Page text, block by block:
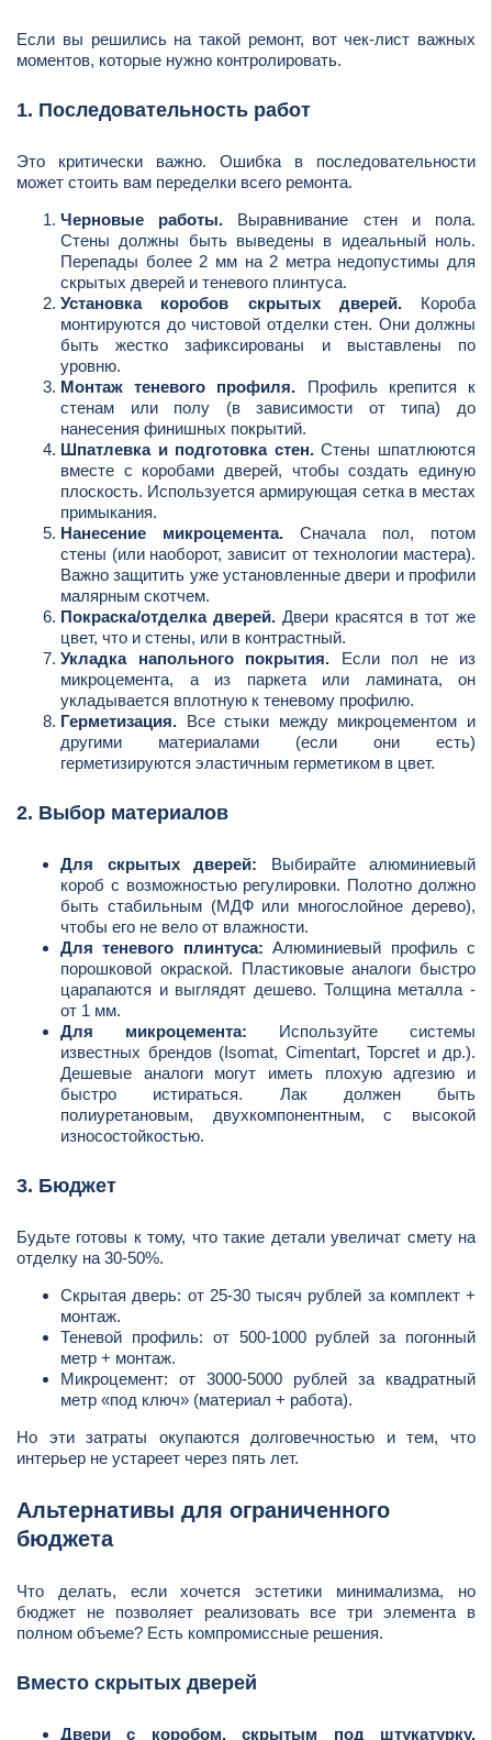
Если вы решились на такой ремонт, вот чек-лист важных
моментов, которые нужно контролировать.
1. Последовательность работ
Это критически важно. Ошибка в последовательности
может стоить вам переделки всего ремонта.
Черновые работы. Выравнивание стен и пола.
Стены должны быть выведены в идеальный ноль.
Перепады более 2 мм на 2 метра недопустимы для
скрытых дверей и теневого плинтуса.
Установка коробов скрытых дверей.Короба
монтируются до чистовой отделки стен. Они должны
быть жестко зафиксированы и выставлены по
уровню.
Монтаж теневого профиля. Профиль крепится к
стенам или полу (в зависимости от типа) до
нанесения финишных покрытий.
Шпатлевка и подготовка стен.Стены шпатлюются
вместе с коробами дверей, чтобы создать единую
плоскость. Используется армирующая сетка в местах
примыкания.
Нанесение микроцемента. Сначала пол, потом
стены (или наоборот, зависит от технологии мастера).
Важно защитить уже установленные двери и профили
малярным скотчем.
Покраска/отделка дверей. Двери красятся в тот же
цвет, что и стены, или в контрастный.
Укладка напольного покрытия. Если пол не из
микроцемента, а из паркета или ламината, он
укладывается вплотную к теневому профилю.
Герметизация. Все стыки между микроцементом и
другими материалами (если они есть)
герметизируются эластичным герметиком в цвет.
2. Выбор материалов
Для скрытых дверей: Выбирайте алюминиевый
короб с возможностью регулировки. Полотно должно
быть стабильным (МДФ или многослойное дерево),
чтобы его не вело от влажности.
Для теневого плинтуса: Алюминиевый профиль с
порошковой окраской. Пластиковые аналоги быстро
царапаются и выглядят дешево. Толщина металла -
от 1 мм.
Для микроцемента: Используйте системы
известных брендов (Isomat, Cimentart, Topcret и др.).
Дешевые аналоги могут иметь плохую адгезию и
быстро истираться. Лак должен быть
полиуретановым, двухкомпонентным, с высокой
износостойкостью.
3. Бюджет
Будьте готовы к тому, что такие детали увеличат смету на
отделку на 30-50%.
Скрытая дверь: от 25-30 тысяч рублей за комплект +
монтаж.
Теневой профиль: от 500-1000 рублей за погонный
метр + монтаж.
Микроцемент: от 3000-5000 рублей за квадратный
метр «под ключ» (материал + работа).
Но эти затраты окупаются долговечностью и тем, что
интерьер не устареет через пять лет.
Альтернативы для ограниченного
бюджета
Что делать, если хочется эстетики минимализма, но
бюджет не позволяет реализовать все три элемента в
полном объеме? Есть компромиссные решения.
Вместо скрытых дверей
Двери с коробом, скрытым под штукатурку.